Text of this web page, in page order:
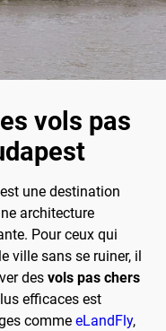
vols pas
une destination
architecture
Pour ceux qui
ville sans se ruiner, il
des vols pas chers
efficaces est
comme eLandFly,